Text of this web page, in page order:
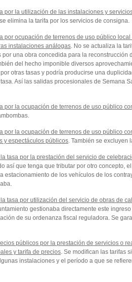
por la utilización de las instalaciones y
elimina la tarifa por los servicios de consigna.
por ocupación de terrenos de uso público
instalaciones análogas. No se actualiza la
una obra concedida para la reconstrucción
del hecho imponible diversos
otras tasas y podría producirse una
Así las salidas procesionales de Semana
por la ocupación de terrenos de uso público
por la ocupación de terrenos de uso público
y espectáculos públicos. También se excluyen
tasa por la prestación del servicio de
así que tenga que tributar por otro concepto,
estacionamiento de los vehículos de los
tasa por utilización del servicio de obras de
gestionaba directamente este
de su ordenanza fiscal reguladora. Se
públicos por la prestación de servicios o
y tarifa de precios. Se modifican las tarifas
instalaciones y el período a que se